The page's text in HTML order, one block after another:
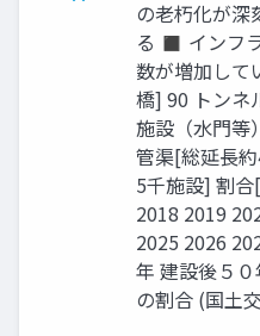
の老朽化が深
る ◼ インフ
数が増加して
橋] 90 トンネ
施設（水門等
管渠[総延長
5千施設] 割
2018 2019
2025 2026
年 建設後５
の割合 (国土